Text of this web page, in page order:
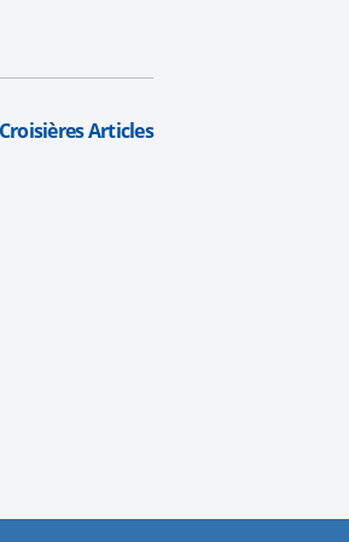
Articles